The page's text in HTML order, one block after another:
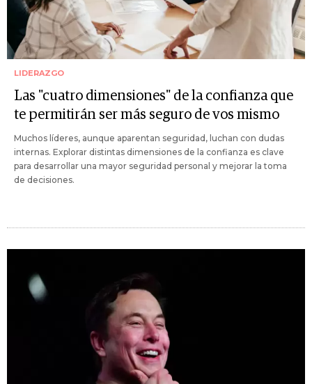
LIDERAZGO
Las "cuatro dimensiones" de la confianza que
te permitirán ser más seguro de vos mismo
Muchos líderes, aunque aparentan seguridad, luchan con dudas
internas. Explorar distintas dimensiones de la confianza es clave
para desarrollar una mayor seguridad personal y mejorar la toma
de decisiones.